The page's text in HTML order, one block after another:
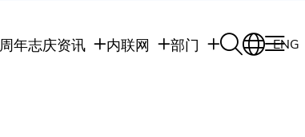
年志庆资讯 内联网 部门 ENG